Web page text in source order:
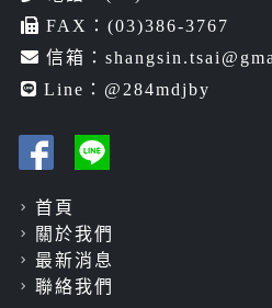
FAX：(03)386-3767
信箱：
Line： @284mdjby
首頁
關於我們
最新消息
聯絡我們